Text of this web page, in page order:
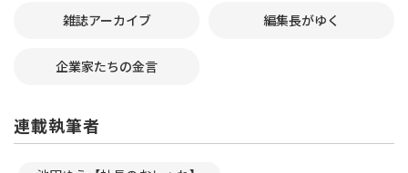
雑誌アーカイブ 編集長がゆく
企業家たちの金言
連載執筆者